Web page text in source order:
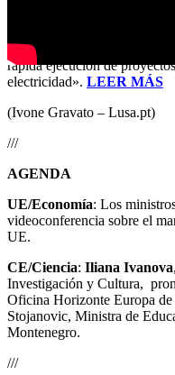
Los tres socios han
nivel creado en 2015 «para
como el establecimiento de
rápida ejecución de
electricidad». LEER MÁS
(Ivone Gravato – Lusa.pt)
///
AGENDA
UE/Economía: Los
videoconferencia sobre el
UE.
CE/Ciencia: Iliana Ivanova
Investigación y Cultura,
Oficina Horizonte Europa
Stojanovic, Ministra de
Montenegro.
///